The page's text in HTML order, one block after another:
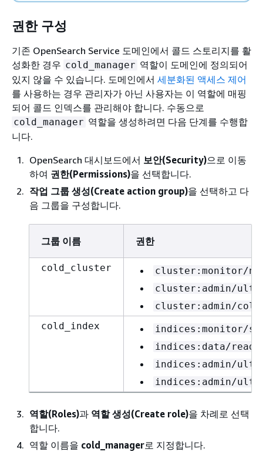
권한 구성
기존 OpenSearch Service 도메인에서 콜드 스토리지를 활
성화한 경우 cold_manager 역할이 도메인에 정의되어
있지 않을 수 있습니다. 도메인에서 세분화된 액세스 제어
를 사용하는 경우 관리자가 아닌 사용자는 이 역할에 매핑
되어 콜드 인덱스를 관리해야 합니다. 수동으로
cold_manager 역할을 생성하려면 다음 단계를 수행합
니다.
OpenSearch 대시보드에서 보안(Security)으로 이동
하여 권한(Permissions)을 선택합니다.
작업 그룹 생성(Create action group)을 선택하고 다
음 그룹을 구성합니다.
그룹 이름 권한
cold_cluster
cluster:monitor/
cluster:admin/
cluster:admin/
cold_index
indices:monitor/
indices:data/read/
indices:admin/
indices:admin/
역할(Roles)과 역할 생성(Create role)을 차례로 선택
합니다.
역할 이름을 cold_manager로 지정합니다.